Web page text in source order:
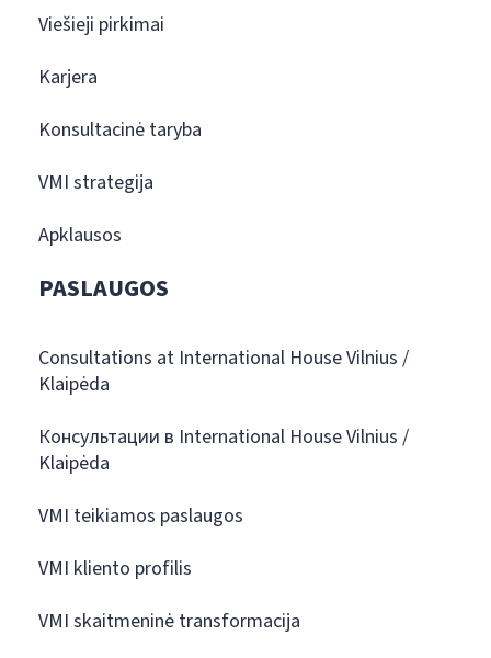
Viešieji pirkimai
Karjera
Konsultacinė taryba
VMI strategija
Apklausos
PASLAUGOS
Consultations at International House Vilnius /
Klaipėda
Консультации в International House Vilnius /
Klaipėda
VMI teikiamos paslaugos
VMI kliento profilis
VMI skaitmeninė transformacija